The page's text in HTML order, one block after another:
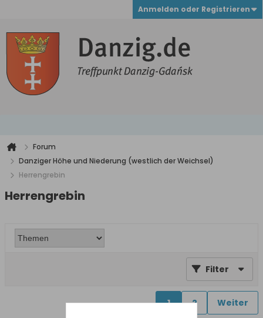
Anmelden oder Registrieren
Forum
Danziger Höhe und Niederung (westlich der Weichsel)
Herrengrebin
Herrengrebin
Filter
1 2 Weiter